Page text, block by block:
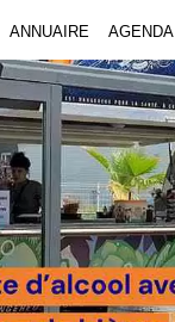
ANNUAIRE AGENDA